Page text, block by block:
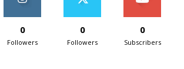
0
Followers
0
Followers
0
Subscribers